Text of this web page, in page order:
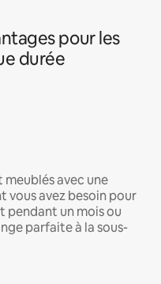
pour les
durée
avec une
vous avez besoin pour
un mois ou
parfaite à la sous-